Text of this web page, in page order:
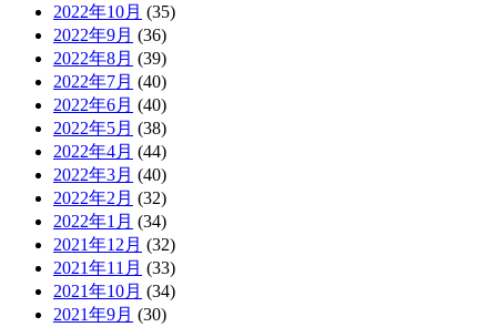
2022年10月 (35)
2022年9月 (36)
2022年8月 (39)
2022年7月 (40)
2022年6月 (40)
2022年5月 (38)
2022年4月 (44)
2022年3月 (40)
2022年2月 (32)
2022年1月 (34)
2021年12月 (32)
2021年11月 (33)
2021年10月 (34)
2021年9月 (30)